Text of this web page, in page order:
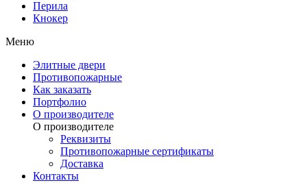
Перила
Кнокер
Меню
Элитные двери
Противопожарные
Как заказать
Портфолио
О производителе
О производителе
Реквизиты
Противопожарные сертификаты
Доставка
Контакты